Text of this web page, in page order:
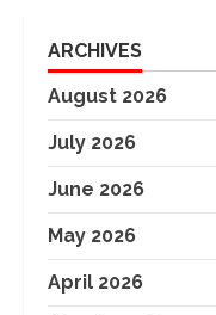
ARCHIVES
August 2026
July 2026
June 2026
May 2026
April 2026